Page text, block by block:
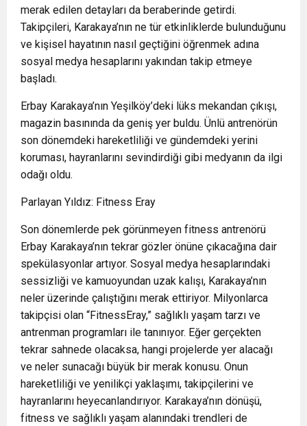
merak edilen detayları da beraberinde getirdi.
Takipçileri, Karakaya’nın ne tür etkinliklerde bulunduğunu
ve kişisel hayatının nasıl geçtiğini öğrenmek adına
sosyal medya hesaplarını yakından takip etmeye
başladı.
Erbay Karakaya’nın Yeşilköy’deki lüks mekandan çıkışı,
magazin basınında da geniş yer buldu. Ünlü antrenörün
son dönemdeki hareketliliği ve gündemdeki yerini
koruması, hayranlarını sevindirdiği gibi medyanın da ilgi
odağı oldu.
Parlayan Yıldız: Fitness Eray
Son dönemlerde pek görünmeyen fitness antrenörü
Erbay Karakaya’nın tekrar gözler önüne çıkacağına dair
spekülasyonlar artıyor. Sosyal medya hesaplarındaki
sessizliği ve kamuoyundan uzak kalışı, Karakaya’nın
neler üzerinde çalıştığını merak ettiriyor. Milyonlarca
takipçisi olan “FitnessEray,” sağlıklı yaşam tarzı ve
antrenman programları ile tanınıyor. Eğer gerçekten
tekrar sahnede olacaksa, hangi projelerde yer alacağı
ve neler sunacağı büyük bir merak konusu. Onun
hareketliliği ve yenilikçi yaklaşımı, takipçilerini ve
hayranlarını heyecanlandırıyor. Karakaya’nın dönüşü,
fitness ve sağlıklı yaşam alanındaki trendleri de